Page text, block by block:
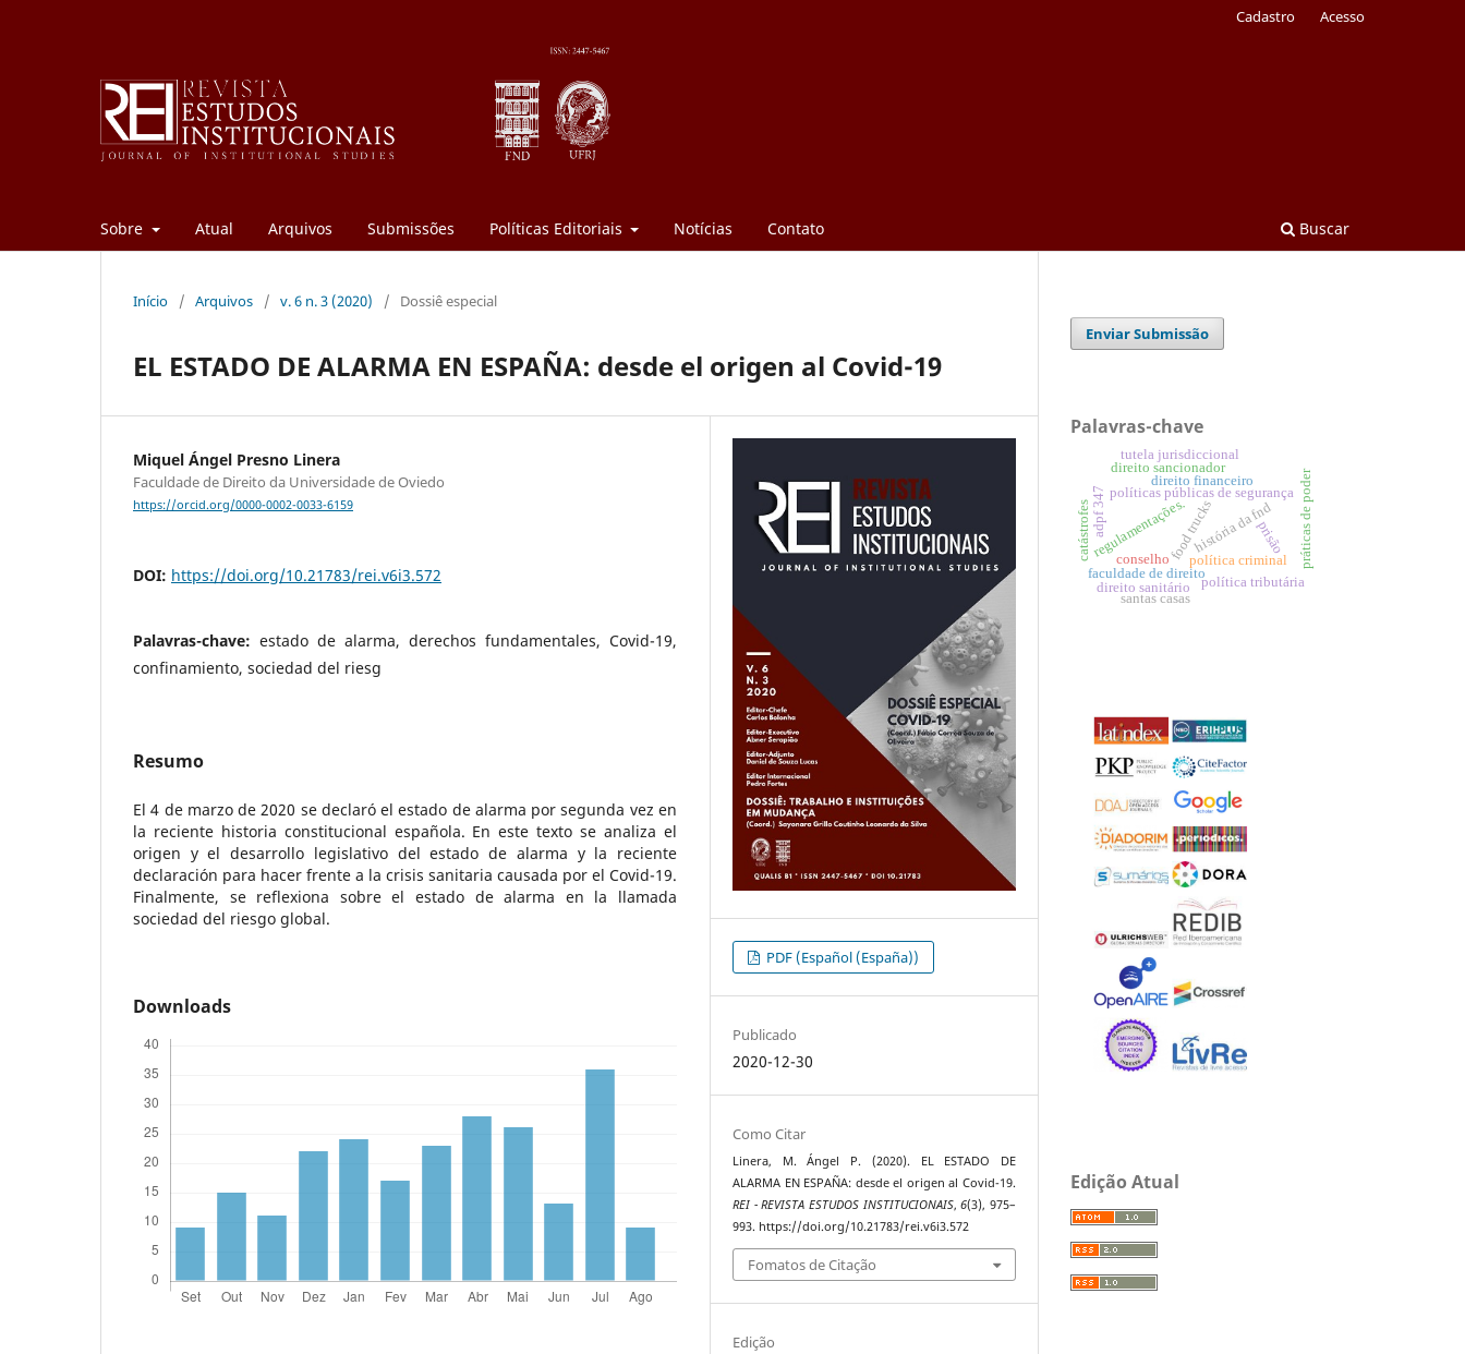
Sobre Atual Arquivos Submissões Políticas Editoriais Notícias Contato Buscar
Cadastro Acesso
Início / Arquivos / v. 6 n. 3 (2020) / Dossiê especial
EL ESTADO DE ALARMA EN ESPAÑA: desde el origen al Covid-19
Miquel Ángel Presno Linera
Faculdade de Direito da Universidade de Oviedo
https://orcid.org/0000-0002-0033-6159
DOI: https://doi.org/10.21783/rei.v6i3.572
Palavras-chave: estado de alarma, derechos fundamentales, Covid-19,
confinamiento, sociedad del riesg
Resumo
El 4 de marzo de 2020 se declaró el estado de alarma por segunda vez en
la reciente historia constitucional española. En este texto se analiza el
origen y el desarrollo legislativo del estado de alarma y la reciente
declaración para hacer frente a la crisis sanitaria causada por el Covid-19.
Finalmente, se reflexiona sobre el estado de alarma en la llamada
sociedad del riesgo global.
Downloads
PDF (Español (España))
Publicado
2020-12-30
Como Citar
Linera, M. Ángel P. (2020). EL ESTADO DE
ALARMA EN ESPAÑA: desde el origen al Covid-19.
REI - REVISTA ESTUDOS INSTITUCIONAIS,6(3), 975–
993. https://doi.org/10.21783/rei.v6i3.572
Fomatos de Citação
Edição
Enviar Submissão
Palavras-chave
food truckspolítica criminal
políticas públicas de segurança
faculdade de direito
regulamentações. práticas de poder
catástrofes conselho
história da fnd
direito financeiro
direito sancionador
política tributária
adpf 347 prisão
direito sanitário
santas casas
tutela jurisdiccional
Edição Atual